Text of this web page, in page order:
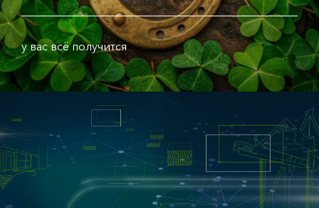
у вас всё получится